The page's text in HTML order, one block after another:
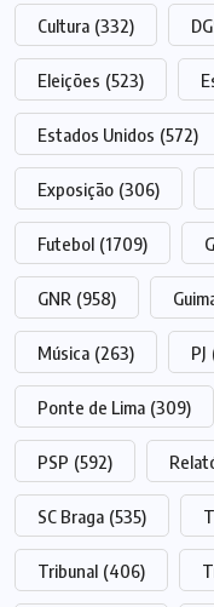
Cultura (332)
Eleições (523)
Estados Unidos (572)
Exposição (306)
Futebol (1709)
GNR (958)
Música (263) PJ
Ponte de Lima (309)
PSP (592)
SC Braga (535)
Tribunal (406)